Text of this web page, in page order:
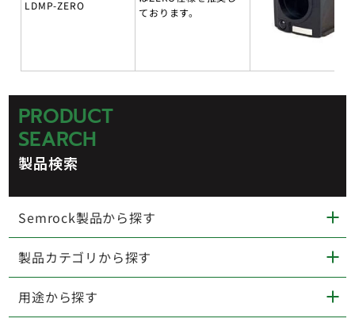
LDMP-ZERO
ております。
PRODUCT
SEARCH
製品検索
Semrock製品から探す
製品カテゴリから探す
用途から探す